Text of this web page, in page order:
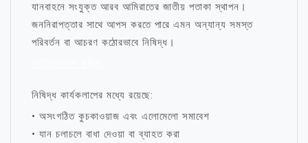
যানবাহনে সংযুক্ত আরব আমিরাতের জাতীয় পতাকা স্থাপন।
জননিরাপত্তার সাথে আপস করতে পারে এমন অন্যান্য সমস্ত
পরিবর্তন বা আচরণ কঠোরভাবে নিষিদ্ধ।
নিষিদ্ধ কার্যকলাপের মধ্যে রয়েছে:
• অসংগঠিত কুচকাওয়াজ এবং এলোমেলো সমাবেশ
• যান চলাচলে বাধা দেওয়া বা ব্যাহত করা